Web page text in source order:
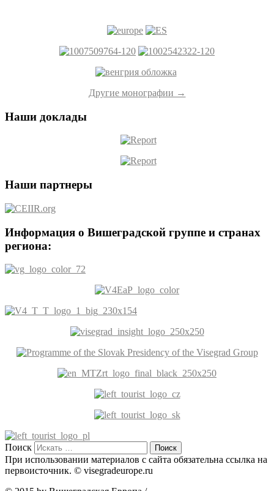
Другие монографии →
Наши доклады
Наши партнеры
Информация о Вишеградской группе и странах
региона:
Поиск
При использовании материалов с сайта обязательна ссылка на
первоисточник. © visegradeurope.ru